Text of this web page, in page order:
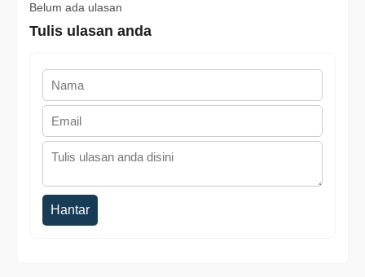
Belum ada ulasan
Tulis ulasan anda
Hantar